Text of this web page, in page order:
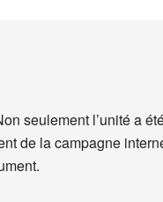
seulement l’unité a
de la campagne